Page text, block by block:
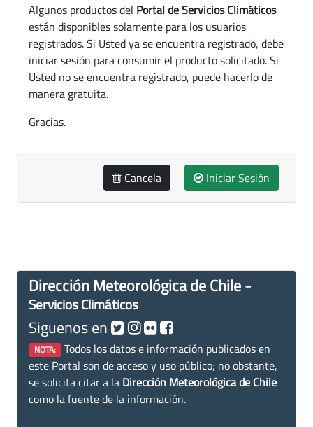
Algunos productos del Portal de Servicios Climáticos
están disponibles solamente para los usuarios
registrados. Si Usted ya se encuentra registrado, debe
iniciar sesión para consumir el producto solicitado. Si
Usted no se encuentra registrado, puede hacerlo de
manera gratuita.
Gracias.
Cancela Iniciar Sesión
Dirección Meteorológica de Chile -
Servicios Climáticos
Siguenos en
NOTA: Todos los datos e información publicados en
este Portal son de acceso y uso público; no obstante,
se solicita citar a la Dirección Meteorológica de Chile
como la fuente de la información.